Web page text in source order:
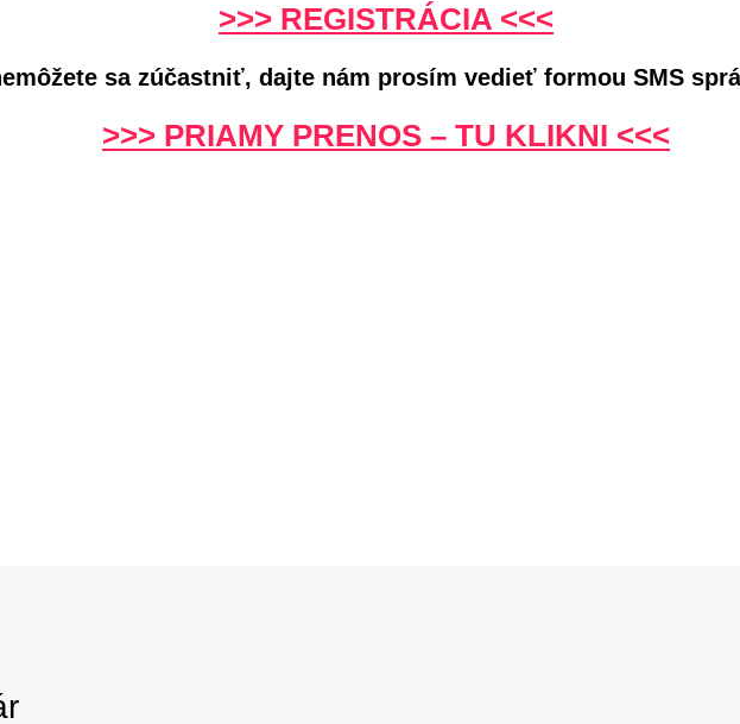
>>> REGISTRÁCIA <<<
sa zúčastniť, dajte nám prosím vedieť formou SMS
>>> PRIAMY PRENOS – TU KLIKNI <<<